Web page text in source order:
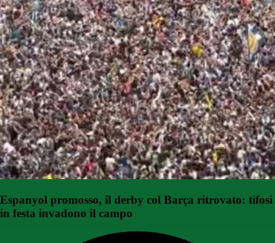
Espanyol promosso, il derby col Barça ritrovato: tifosi
in festa invadono il campo